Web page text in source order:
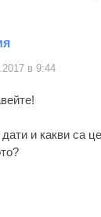
в 9:44
и какви са